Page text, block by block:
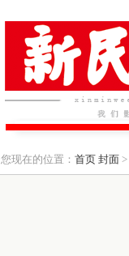
您现在的位置： 首页 封面>